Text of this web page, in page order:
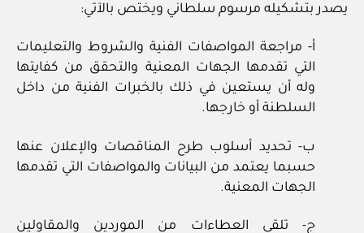
يصدر بتشكيله مرسوم سلطاني ويختص بالآتي:
أ- مراجعة المواصفات الفنية والشروط والتعليمات
التي تقدمها الجهات المعنية والتحقق من كفايتها
وله أن يستعين في ذلك بالخبرات الفنية من داخل
السلطنة أو خارجها.
ب- تحديد أسلوب طرح المناقصات والإعلان عنها
حسبما يعتمد من البيانات والمواصفات التي تقدمها
الجهات المعنية.
ج- تلقي العطاءات من الموردين والمقاولين